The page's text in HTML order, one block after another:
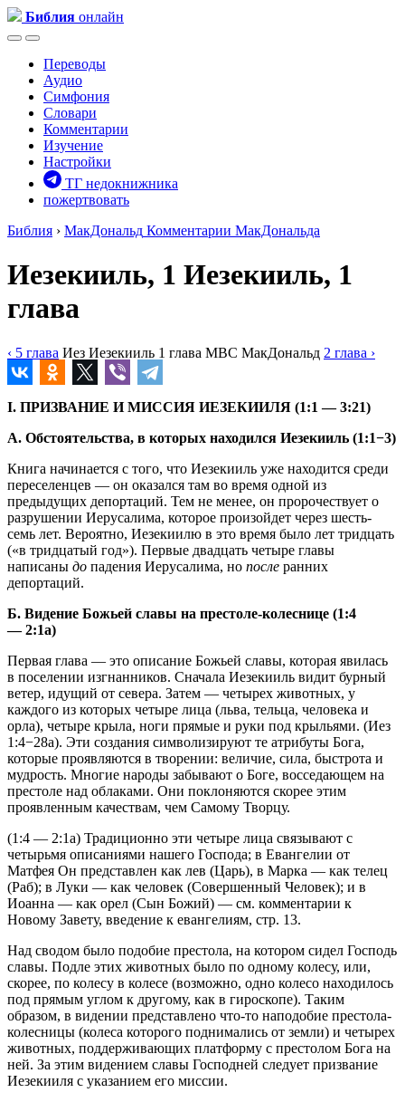
Библия онлайн
Переводы
Аудио
Симфония
Словари
Комментарии
Изучение
Настройки
ТГ недокнижника
пожертвовать
Библия › МакДональд Комментарии МакДональда
Иезекииль, 1 Иезекииль, 1
глава
‹ 5 глава Иез Иезекииль 1 глава MBC МакДональд 2 глава ›
I. ПРИЗВАНИЕ И МИССИЯ ИЕЗЕКИИЛЯ (1:1 — 3:21)
А. Обстоятельства, в которых находился Иезекииль (1:1−3)
Книга начинается с того, что Иезекииль уже находится среди
переселенцев — он оказался там во время одной из
предыдущих депортаций. Тем не менее, он пророчествует о
разрушении Иерусалима, которое произойдет через шесть-
семь лет. Вероятно, Иезекиилю в это время было лет тридцать
(«в тридцатый год»). Первые двадцать четыре главы
написаны до падения Иерусалима, но после ранних
депортаций.
Б. Видение Божьей славы на престоле-колеснице (1:4
— 2:1а)
Первая глава — это описание Божьей славы, которая явилась
в поселении изгнанников. Сначала Иезекииль видит бурный
ветер, идущий от севера. Затем — четырех животных, у
каждого из которых четыре лица (льва, тельца, человека и
орла), четыре крыла, ноги прямые и руки под крыльями. (Иез
1:4−28а). Эти создания символизируют те атрибуты Бога,
которые проявляются в творении: величие, сила, быстрота и
мудрость. Многие народы забывают о Боге, восседающем на
престоле над облаками. Они поклоняются скорее этим
проявленным качествам, чем Самому Творцу.
(1:4 — 2:1а) Традиционно эти четыре лица связывают с
четырьмя описаниями нашего Господа; в Евангелии от
Матфея Он представлен как лев (Царь), в Марка — как телец
(Раб); в Луки — как человек (Совершенный Человек); и в
Иоанна — как орел (Сын Божий) — см. комментарии к
Новому Завету, введение к евангелиям, стр. 13.
Над сводом было подобие престола, на котором сидел Господь
славы. Подле этих животных было по одному колесу, или,
скорее, по колесу в колесе (возможно, одно колесо находилось
под прямым углом к другому, как в гироскопе). Таким
образом, в видении представлено что-то наподобие престола-
колесницы (колеса которого поднимались от земли) и четырех
животных, поддерживающих платформу с престолом Бога на
ней. За этим видением славы Господней следует призвание
Иезекииля с указанием его миссии.